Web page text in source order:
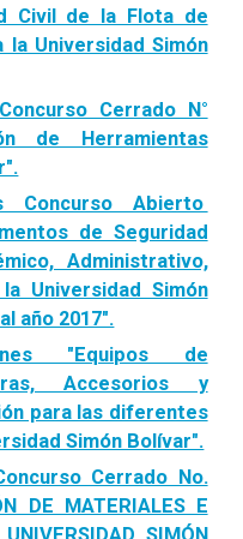
Civil de la Flota de
Universidad Simón
Cerrado N°
de Herramientas
Concurso Abierto
de Seguridad
Administrativo,
Universidad Simón
año 2017".
"Equipos de
Accesorios y
para las diferentes
Simón Bolívar".
Cerrado No.
DE MATERIALES E